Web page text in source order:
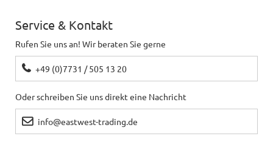
Service & Kontakt
Rufen Sie uns an! Wir beraten Sie gerne
+49 (0)7731 / 505 13 20
Oder schreiben Sie uns direkt eine Nachricht
info@eastwest-trading.de